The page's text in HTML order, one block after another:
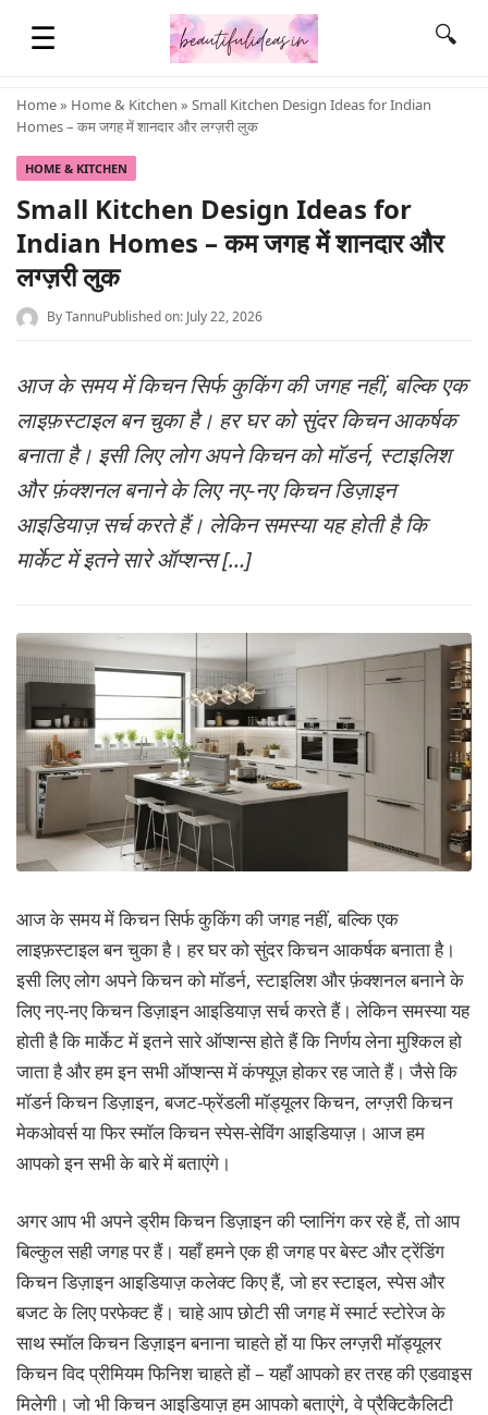
☰
QUOTES
LIFESTYLE
CONTACT NAME IDEAS
MORE
🔍
Home» Home & Kitchen » Small Kitchen Design Ideas for Indian
Homes – कम जगह में शानदार और लग्ज़री लुक
HOME & KITCHEN
Small Kitchen Design Ideas for
Indian Homes – कम जगह में शानदार और
लग्ज़री लुक
ByTannuPublished on: July 22, 2026
आज के समय में किचन सिर्फ कुकिंग की जगह नहीं, बल्कि एक
लाइफ़स्टाइल बन चुका है। हर घर को सुंदर किचन आकर्षक
बनाता है। इसी लिए लोग अपने किचन को मॉडर्न, स्टाइलिश
और फ़ंक्शनल बनाने के लिए नए-नए किचन डिज़ाइन
आइडियाज़ सर्च करते हैं। लेकिन समस्या यह होती है कि
मार्केट में इतने सारे ऑप्शन्स […]
आज के समय में किचन सिर्फ कुकिंग की जगह नहीं, बल्कि एक
लाइफ़स्टाइल बन चुका है। हर घर को सुंदर किचन आकर्षक बनाता है।
इसी लिए लोग अपने किचन को मॉडर्न, स्टाइलिश और फ़ंक्शनल बनाने के
लिए नए-नए किचन डिज़ाइन आइडियाज़ सर्च करते हैं। लेकिन समस्या यह
होती है कि मार्केट में इतने सारे ऑप्शन्स होते हैं कि निर्णय लेना मुश्किल हो
जाता है और हम इन सभी ऑप्शन्स में कंफ्यूज़ होकर रह जाते हैं। जैसे कि
मॉडर्न किचन डिज़ाइन, बजट-फ्रेंडली मॉड्यूलर किचन, लग्ज़री किचन
मेकओवर्स या फिर स्मॉल किचन स्पेस-सेविंग आइडियाज़। आज हम
आपको इन सभी के बारे में बताएंगे।
अगर आप भी अपने ड्रीम किचन डिज़ाइन की प्लानिंग कर रहे हैं, तो आप
बिल्कुल सही जगह पर हैं। यहाँ हमने एक ही जगह पर बेस्ट और ट्रेंडिंग
किचन डिज़ाइन आइडियाज़ कलेक्ट किए हैं, जो हर स्टाइल, स्पेस और
बजट के लिए परफेक्ट हैं। चाहे आप छोटी सी जगह में स्मार्ट स्टोरेज के
साथ स्मॉल किचन डिज़ाइन बनाना चाहते हों या फिर लग्ज़री मॉड्यूलर
किचन विद प्रीमियम फिनिश चाहते हों – यहाँ आपको हर तरह की एडवाइस
मिलेगी। जो भी किचन आइडियाज़ हम आपको बताएंगे, वे प्रैक्टिकैलिटी